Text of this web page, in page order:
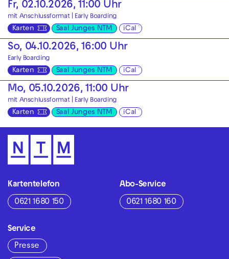
Fr, 02.10.2026, 11:00 Uhr
mit Anschlussformat | Early Boarding
Karten Saal Junges NTM iCal
So, 04.10.2026, 16:00 Uhr
Early Boarding
Karten Saal Junges NTM iCal
Mo, 05.10.2026, 11:00 Uhr
mit Anschlussformat | Early Boarding
Karten Saal Junges NTM iCal
Kartentelefon
0621 1680 150
Abo-Service
0621 1680 160
Service
Presse